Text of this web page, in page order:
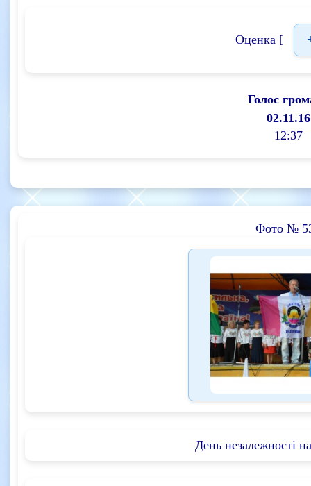
Оценка [
Голос
02.11.16
12:37
Фото №
День незалежності